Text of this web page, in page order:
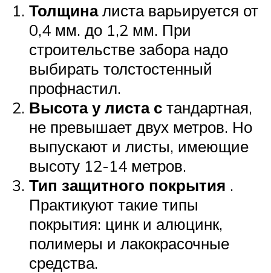
Толщиналиста варьируется от
0,4 мм. до 1,2 мм. При
строительстве забора надо
выбирать толстостенный
профнастил.
Высота у листа с тандартная,
не превышает двух метров. Но
выпускают и листы, имеющие
высоту 12-14 метров.
Тип защитного покрытия .
Практикуют такие типы
покрытия: цинк и алюцинк,
полимеры и лакокрасочные
средства.